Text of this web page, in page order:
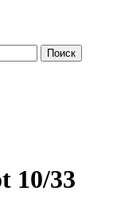
10/33